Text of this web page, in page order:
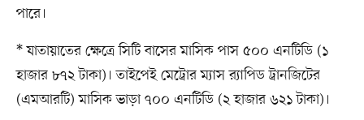
পারে।
* যাতায়াতের ক্ষেত্রে সিটি বাসের মাসিক পাস ৫০০ এনটিডি (১
হাজার ৮৭২ টাকা)। তাইপেই মেট্রোর ম্যাস র‍্যাপিড ট্রানজিটের
(এমআরটি) মাসিক ভাড়া ৭০০ এনটিডি (২ হাজার ৬২১ টাকা)।